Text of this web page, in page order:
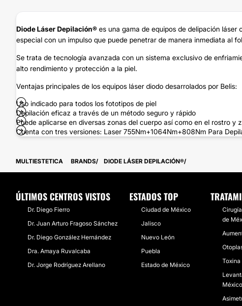
Diode Láser Depilación® es una gama de equipos de delipación
especial con un impulso que puede penetrar de manera inmediata al
Se trata de tecnología avanzada con un sistema exclusivo de
alto rendimiento y protección a la piel.
Ventajas principales de los equipos láser diodo desarrolados por Belis:
Uso indicado para todos los fototipos de piel
Depilación eficaz a través de un método seguro y rápido
Puede aplicarse en diversas zonas del cuerpo así como en el rostro y
Cuenta con tres versiones: Laser 755Nm+1064Nm+808Nm Para
MULTIESTETICA BRANDS DIODE LÁSER DEPILACIÓN®
ÚLTIMOS CENTROS VISTOS
Dr. Diego Fierro
Dr. Juan Arturo Fragoso Sánchez
Dr. Diego González Hernández
Dra. Amaya Ruvalcaba
Dr. Jorge Rodríguez Arellano
ESTADOS TOP
Ciudad de México
Jalisco
Nuevo León
Puebla
Estado de México
de
México